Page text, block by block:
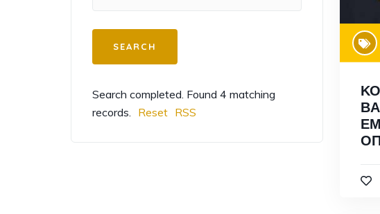
Search completed. Found 4 matching
records.
Reset RSS